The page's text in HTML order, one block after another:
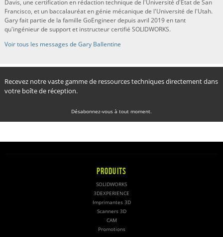
Davis, une certification en rédaction technique de l'Université d'État de San
Francisco, et un baccalauréat en génie mécanique de l'Université de l'Utah.
Gary fait partie de la famille GoEngineer depuis avril 2019 en tant
qu'ingénieur de support et instructeur certifié SOLIDWORKS.
Voir tous les messages de Gary Ballentine
Recevez notre vaste gamme de ressources techniques directement dans
votre boîte de réception.
Désabonnez-vous à tout moment.
PRODUITS
SOLIDWORKS
3DEXPERIENCE
Imprimantes 3D
Scanners 3D
CAM
Promotions